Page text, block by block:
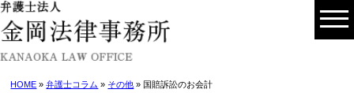
HOME »弁護士コラム » その他 » 国賠訴訟のお会計